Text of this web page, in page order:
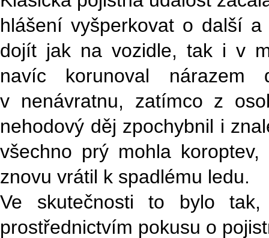
hlášení vyšperkovat o další
dojít jak na vozidle, tak i v
navíc korunoval nárazem
v nenávratnu, zatímco z
nehodový děj zpochybnil i
všechno prý mohla
znovu vrátil k spadlému ledu.
Ve skutečnosti to bylo tak,
prostřednictvím pokusu o